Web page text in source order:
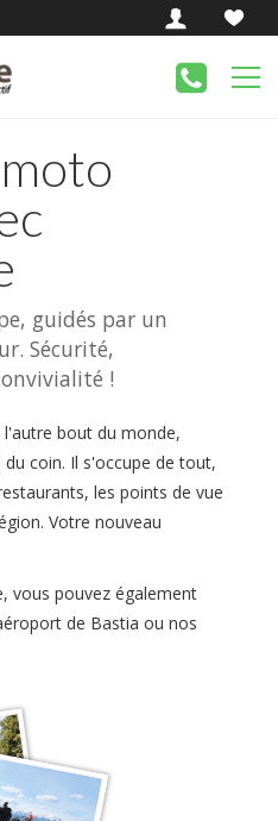
guidés par un
Sécurité,
!
bout du monde,
coin. Il s'occupe de tout,
les points de vue
Votre nouveau
vous pouvez également
de Bastia ou nos